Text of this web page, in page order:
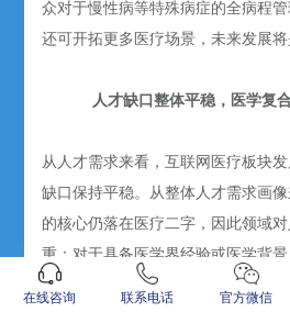
众对于慢性病等特殊病症的全病程
还可开拓更多医疗场景，未来发展将
人才缺口整体平稳，医学复
从人才需求来看，互联网医疗板块
缺口保持平稳。从整体人才需求画
的核心仍落在医疗二字，因此领域
重：对于具备医学界经验或医学背
的复合人才，是各企业取得长足发展
在线咨询 联系电话 官方微信